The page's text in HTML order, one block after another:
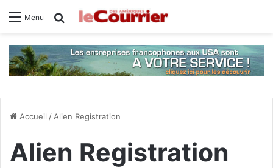
Menu Rechercher
Accueil / Alien Registration
Alien Registration